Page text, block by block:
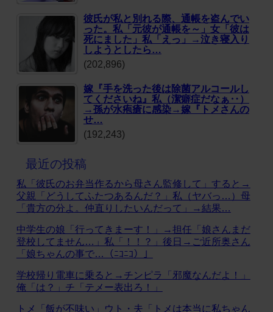
彼氏が私と別れる際、通帳を盗んでい
った。私「元彼が通帳を～」女「彼は
死にました」私「えっ」→泣き寝入り
しようとしたら…
(202,896)
嫁『手を洗った後は除菌アルコールし
てくださいね』私（潔癖症だなぁ‥）
→孫が水疱瘡に感染→嫁『トメさんの
せ…
(192,243)
最近の投稿
私「彼氏のお弁当作るから母さん監修して」すると→
父親「どうしてふたつあるんだ？」私（ヤバっ…）母
「貴方の分よ。仲直りしたいんだって」→結果…
中学生の娘「行ってきまーす！」→担任「娘さんまだ
登校してません…」私「！！？」後日→ご近所奥さん
「娘ちゃんの事で…（ﾆｺﾆｺ）」
学校帰り電車に乗ると→チンピラ「邪魔なんだよ！」
俺「は？」チ「テメー表出ろ！」
トメ「飯が不味い」ウト・夫「トメは本当に私ちゃん